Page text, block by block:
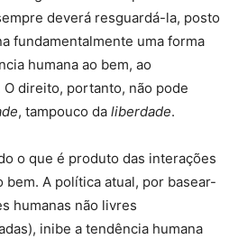
deverá resguardá-la, posto
fundamentalmente uma forma
humana ao bem, ao
direito, portanto, não pode
, tampouco da liberdade.
o que é produto das interações
bem. A política atual, por basear-
humanas não livres
inibe a tendência humana